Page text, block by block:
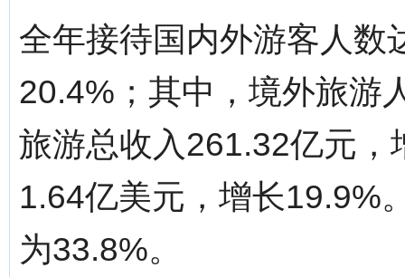
全年接待国内外游客人数
20.4%；其中，境外旅游
旅游总收入261.32亿元
1.64亿美元，增长19.9%
为33.8%。